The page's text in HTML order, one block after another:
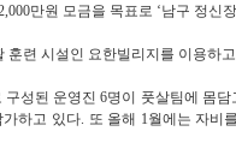
만원 모금을 목표로 ‘남구 정신
훈련 시설인 요한빌리지를 이용하
성된 운영진 6명이 풋살팀에 몸
하고 있다. 또 올해 1월에는 자비